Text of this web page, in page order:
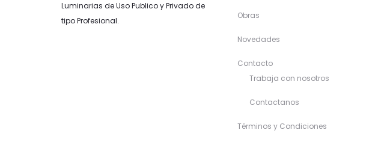
Luminarias de Uso Publico y Privado de
tipo Profesional.
Obras
Novedades
Contacto
Trabaja con nosotros
Contactanos
Términos y Condiciones